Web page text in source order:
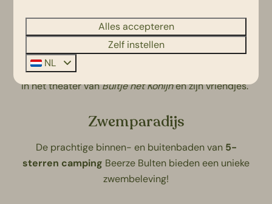
Animatie & Theater
Lekker meezingen, dansen en klappen met de muziek
in het theater vanBultje het Konijnen zijn vriendjes.
Zwemparadijs
De prachtige binnen- en buitenbaden van 5-
sterren camping Beerze Bulten bieden een unieke
zwembeleving!
Alles accepteren
Zelf instellen
NL